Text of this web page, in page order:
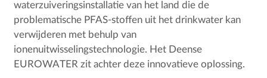
waterzuiveringsinstallatie van het land die de
problematische PFAS-stoffen uit het drinkwater kan
verwijderen met behulp van
ionenuitwisselingstechnologie. Het Deense
EUROWATER zit achter deze innovatieve oplossing.